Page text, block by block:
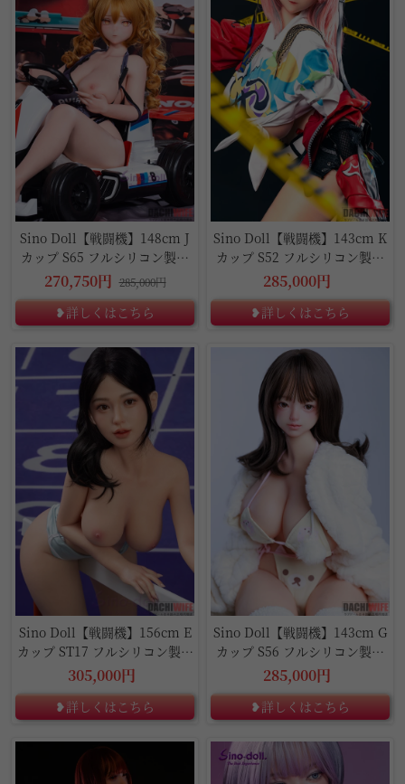
Sino Doll【戦闘機】148cm J
カップ S65 フルシリコン製ラ
ブドール
270,750円 285,000円
❥詳しくはこちら
Sino Doll【戦闘機】143cm K
カップ S52 フルシリコン製ラ
ブドール
285,000円
❥詳しくはこちら
Sino Doll【戦闘機】156cm E
カップ ST17 フルシリコン製ラ
ブドール
305,000円
❥詳しくはこちら
Sino Doll【戦闘機】143cm G
カップ S56 フルシリコン製ラ
ブドール
285,000円
❥詳しくはこちら